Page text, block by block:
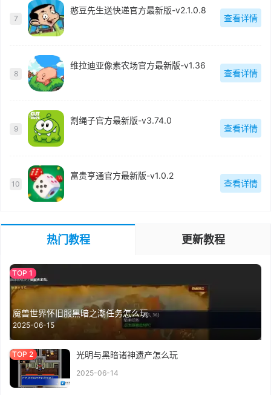
7
憨豆先生送快递官方最新版-v2.1.0.8
查看详情
8
维拉迪亚像素农场官方最新版-v1.36
查看详情
9
割绳子官方最新版-v3.74.0
查看详情
10
富贵亨通官方最新版-v1.0.2
查看详情
热门教程 更新教程
魔兽世界怀旧服黑暗之潮任务怎么玩
2025-06-15
光明与黑暗诸神遗产怎么玩
2025-06-14